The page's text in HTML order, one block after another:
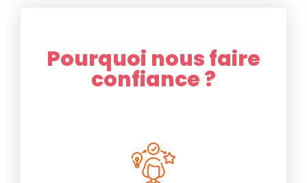
Pourquoi nous faire
confiance ?